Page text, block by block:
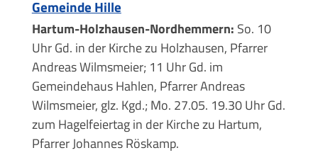
Gemeinde Hille
Hartum-Holzhausen-Nordhemmern: So. 10
Uhr Gd. in der Kirche zu Holzhausen, Pfarrer
Andreas Wilmsmeier; 11 Uhr Gd. im
Gemeindehaus Hahlen, Pfarrer Andreas
Wilmsmeier, glz. Kgd.; Mo. 27.05. 19.30 Uhr Gd.
zum Hagelfeiertag in der Kirche zu Hartum,
Pfarrer Johannes Röskamp.